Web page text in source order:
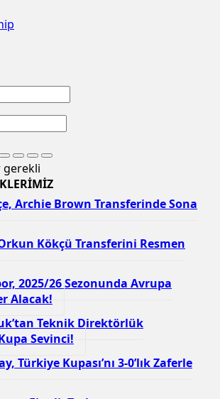
gerekli
Archie Brown Transferinde Sona
Kökçü Transferini Resmen
2025/26 Sezonunda Avrupa
Alacak!
Teknik Direktörlük
Sevinci!
Türkiye Kupası’nı 3-0’lık Zaferle